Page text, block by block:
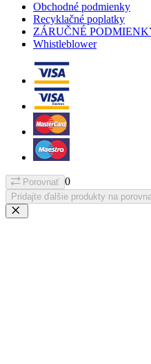
Obchodné podmienky
Recyklačné poplatky
ZÁRUČNÉ
Whistleblower
Porovnať 0
Pridajte ďalšie produkty na